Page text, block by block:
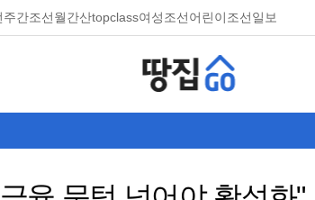
주간조선월간산topclass여성조선어린이조선일보